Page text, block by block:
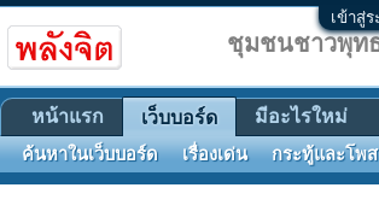
เข้าสู่
ชุมชนชาวพุท
หน้าแรก เว็บบอร์ด
ค้นหาในเว็บบอร์ด เรื่องเด่น กระทู้และโพ
มีอะไรใหม่